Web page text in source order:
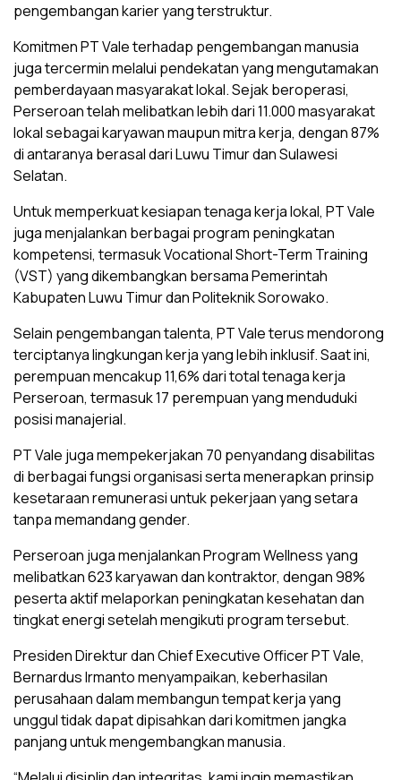
pengembangan karier yang terstruktur.
Komitmen PT Vale terhadap pengembangan manusia
juga tercermin melalui pendekatan yang mengutamakan
pemberdayaan masyarakat lokal. Sejak beroperasi,
Perseroan telah melibatkan lebih dari 11.000 masyarakat
lokal sebagai karyawan maupun mitra kerja, dengan 87%
di antaranya berasal dari Luwu Timur dan Sulawesi
Selatan.
Untuk memperkuat kesiapan tenaga kerja lokal, PT Vale
juga menjalankan berbagai program peningkatan
kompetensi, termasuk Vocational Short-Term Training
(VST) yang dikembangkan bersama Pemerintah
Kabupaten Luwu Timur dan Politeknik Sorowako.
Selain pengembangan talenta, PT Vale terus mendorong
terciptanya lingkungan kerja yang lebih inklusif. Saat ini,
perempuan mencakup 11,6% dari total tenaga kerja
Perseroan, termasuk 17 perempuan yang menduduki
posisi manajerial.
PT Vale juga mempekerjakan 70 penyandang disabilitas
di berbagai fungsi organisasi serta menerapkan prinsip
kesetaraan remunerasi untuk pekerjaan yang setara
tanpa memandang gender.
Perseroan juga menjalankan Program Wellness yang
melibatkan 623 karyawan dan kontraktor, dengan 98%
peserta aktif melaporkan peningkatan kesehatan dan
tingkat energi setelah mengikuti program tersebut.
Presiden Direktur dan Chief Executive Officer PT Vale,
Bernardus Irmanto menyampaikan, keberhasilan
perusahaan dalam membangun tempat kerja yang
unggul tidak dapat dipisahkan dari komitmen jangka
panjang untuk mengembangkan manusia.